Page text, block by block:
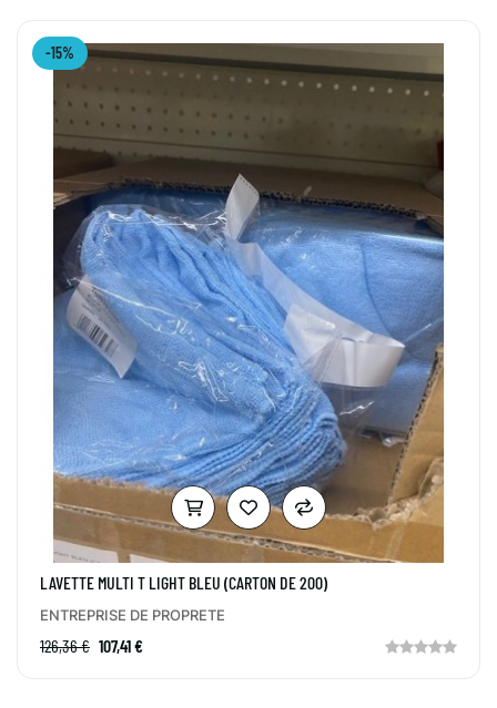
-15%
LAVETTE MULTI T LIGHT BLEU (CARTON DE 200)
ENTREPRISE DE PROPRETE
126,36 € 107,41 €